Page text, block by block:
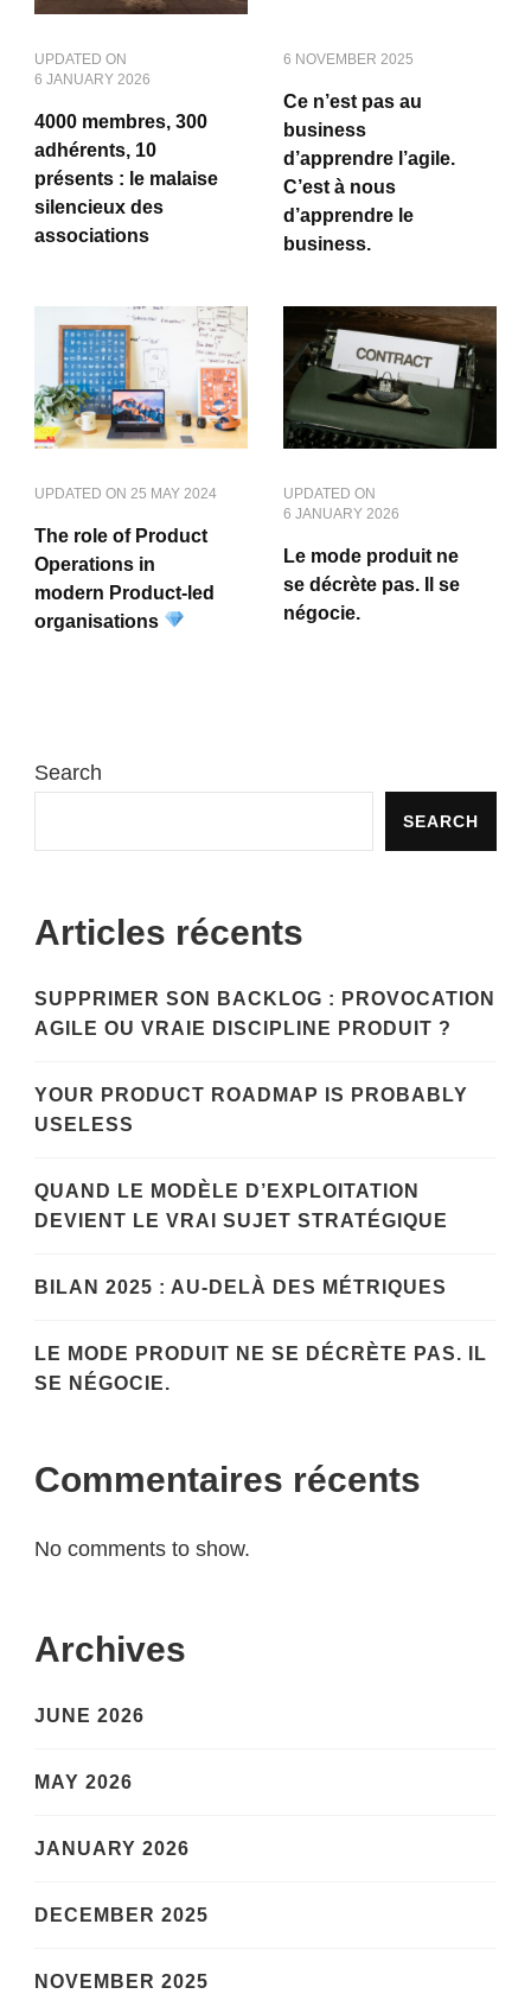
UPDATED ON
6 JANUARY 2026
4000 membres, 300
adhérents, 10
présents : le malaise
silencieux des
associations
6 NOVEMBER 2025
Ce n’est pas au
business
d’apprendre l’agile.
C’est à nous
d’apprendre le
business.
UPDATED ON 25 MAY 2024
The role of Product
Operations in
modern Product-led
organisations
UPDATED ON
6 JANUARY 2026
Le mode produit ne
se décrète pas. Il se
négocie.
Search
SEARCH
Articles récents
SUPPRIMER SON BACKLOG : PROVOCATION
AGILE OU VRAIE DISCIPLINE PRODUIT ?
YOUR PRODUCT ROADMAP IS PROBABLY
USELESS
QUAND LE MODÈLE D’EXPLOITATION
DEVIENT LE VRAI SUJET STRATÉGIQUE
BILAN 2025 : AU-DELÀ DES MÉTRIQUES
LE MODE PRODUIT NE SE DÉCRÈTE PAS. IL
SE NÉGOCIE.
Commentaires récents
No comments to show.
Archives
JUNE 2026
MAY 2026
JANUARY 2026
DECEMBER 2025
NOVEMBER 2025